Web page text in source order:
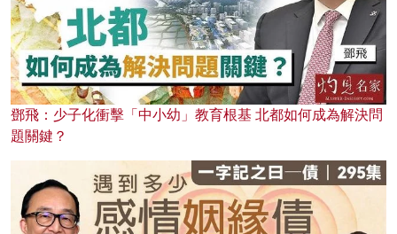
鄧飛：少子化衝擊「中小幼」教育根基 北都如何成為解決問
題關鍵？